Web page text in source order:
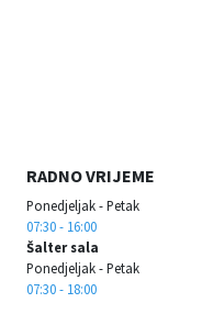
RADNO VRIJEME
Ponedjeljak - Petak
07:30 - 16:00
Šalter sala
Ponedjeljak - Petak
07:30 - 18:00